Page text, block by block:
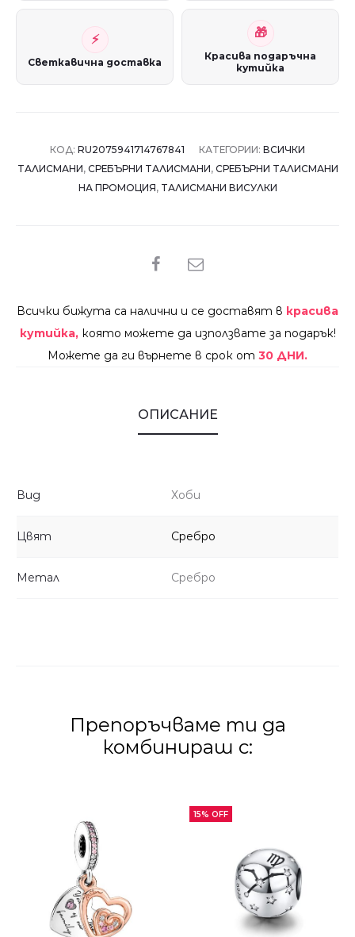
Светкавична доставка
Красива подаръчна
кутийка
КОД: RU2075941714767841 КАТЕГОРИИ: ВСИЧКИ
ТАЛИСМАНИ, СРЕБЪРНИ ТАЛИСМАНИ, СРЕБЪРНИ ТАЛИСМАНИ
НА ПРОМОЦИЯ, ТАЛИСМАНИ ВИСУЛКИ
SHARE
Всички бижута са налични и се доставят в красива
кутийка, която можете да използвате за подарък!
Можете да ги върнете в срок от 30 ДНИ.
ОПИСАНИЕ
Вид Хоби
Цвят Сребро
Метал Сребро
Препоръчваме ти да
комбинираш с:
15% OFF